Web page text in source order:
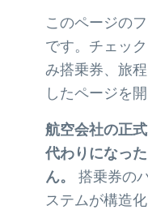
このページの
です。チェッ
み搭乗券、旅
したページを開
航空会社の正
代わりになっ
ん。
搭乗券の
ステムが構造